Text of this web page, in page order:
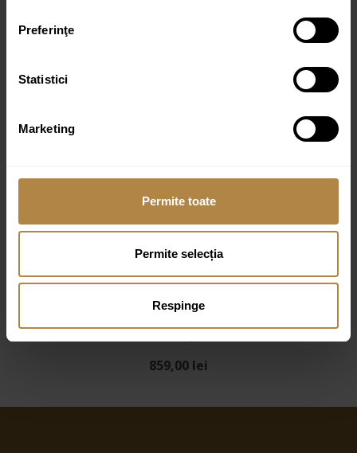
Preferinţe
Statistici
Marketing
Permite toate
Permite selecția
Respinge
Perie WC Omnires Art Line alama periata
Suport hartie igienica Omnires Modern Project alama
259,00lei
Perie WC Omnires Modern Project alama periata
359,00lei
859,00 lei